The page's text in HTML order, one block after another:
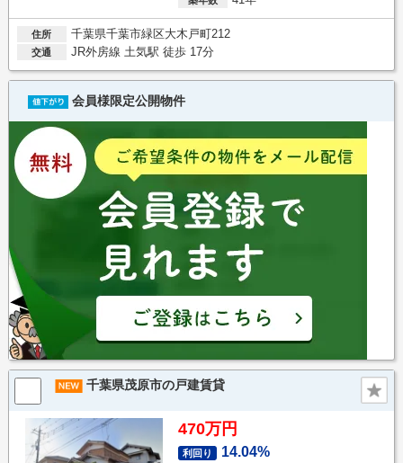
住所 千葉県千葉市緑区大木戸町212
交通 JR外房線 土気駅 徒歩 17分
会員様限定公開物件
千葉県茂原市の戸建賃貸
470万円
利回り 14.04%